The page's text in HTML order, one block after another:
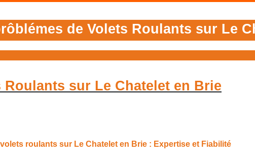
de Volets Roulants sur Le
sur Le Chatelet en Brie
roulants sur Le Chatelet en Brie : Expertise et Fiabilité